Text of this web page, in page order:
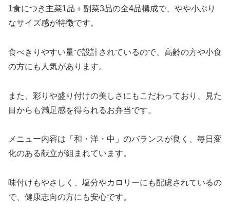
1食につき主菜1品＋副菜3品の全4品構成で、やや小ぶり
なサイズ感が特徴です。
食べきりやすい量で設計されているので、高齢の方や小食
の方にも人気があります。
また、彩りや盛り付けの美しさにもこだわっており、見た
目からも満足感を得られるお弁当です。
メニュー内容は「和・洋・中」のバランスが良く、毎日変
化のある献立が組まれています。
味付けもやさしく、塩分やカロリーにも配慮されているの
で、健康志向の方にも安心です。